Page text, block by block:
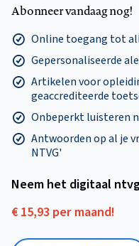
Abonneer vandaag nog!
Online toegang tot
Gepersonaliseerde
Artikelen voor
geaccrediteerde
Onbeperkt luisteren
Antwoorden op al je
NTVG'
Neem het digitaal
€ 15,93 per maand!